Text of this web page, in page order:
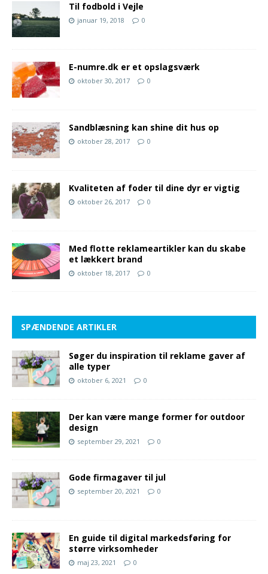
Til fodbold i Vejle
januar 19, 2018 0
E-numre.dk er et opslagsværk
oktober 30, 2017 0
Sandblæsning kan shine dit hus op
oktober 28, 2017 0
Kvaliteten af foder til dine dyr er vigtig
oktober 26, 2017 0
Med flotte reklameartikler kan du skabe
et lækkert brand
oktober 18, 2017 0
SPÆNDENDE ARTIKLER
Søger du inspiration til reklame gaver af
alle typer
oktober 6, 2021 0
Der kan være mange former for outdoor
design
september 29, 2021 0
Gode firmagaver til jul
september 20, 2021 0
En guide til digital markedsføring for
større virksomheder
maj 23, 2021 0